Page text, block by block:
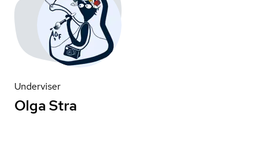
Underviser
Olga Stra